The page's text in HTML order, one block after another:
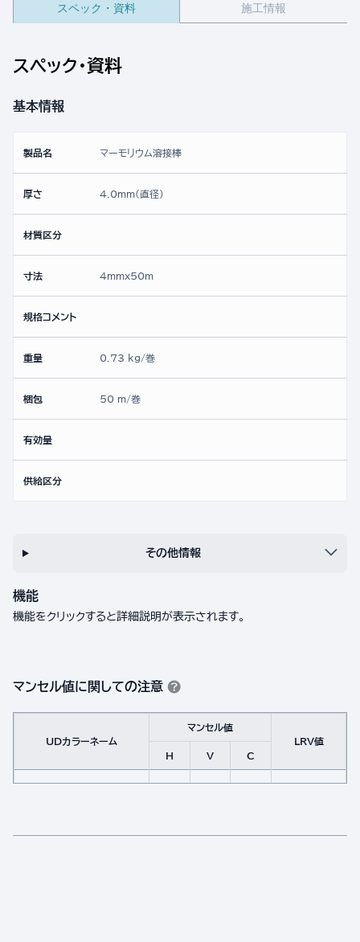
スペック・資料 施工情報
スペック・資料
基本情報
製品名 マーモリウム溶接棒
厚さ 4.0mm(直径)
材質区分
寸法 4mmx50ｍ
規格コメント
重量 0.73 kg/巻
梱包 50 m/巻
有効量
供給区分
その他情報
機能
機能をクリックすると詳細説明が表示されます。
マンセル値に関しての注意
UDカラーネーム
マンセル値
LRV値
H
V C